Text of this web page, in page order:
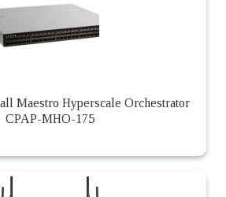
Maestro Hyperscale Orchestrator
CPAP-MHO-175